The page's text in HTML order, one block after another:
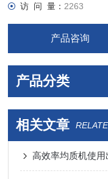
访 问 量： 2263
产品咨询
产品分类
相关文章
高效率均质机使